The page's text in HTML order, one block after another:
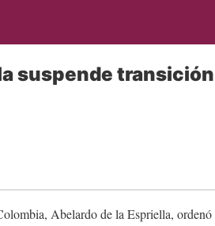
suspende
Abelardo de la Espriella, ordenó